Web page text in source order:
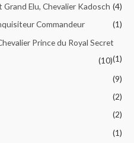
Elu, Chevalier Kadosch (4)
Commandeur
(1)
Prince du Royal Secret
(1)
(10)
(9)
(2)
(2)
(1)